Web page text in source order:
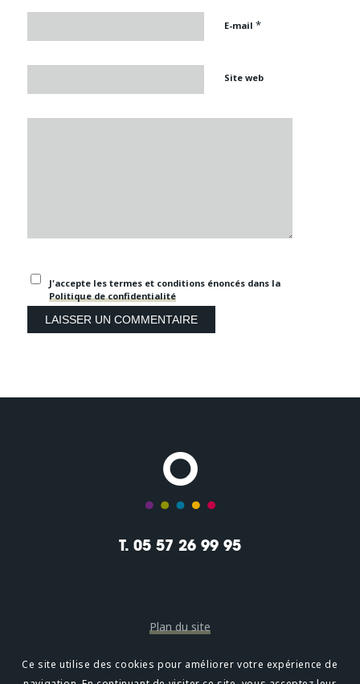
E-mail *
Site web
J'accepte les termes et conditions énoncés dans la
Politique de confidentialité
T. 05 57 26 99 95
Plan du site
Mentions légales
Ce site utilise des cookies pour améliorer votre expérience de